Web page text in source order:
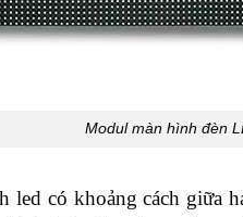
Modul màn hình đèn
có khoảng cách giữa